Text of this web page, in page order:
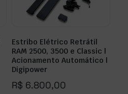
Estribo Elétrico Retrátil
RAM 2500, 3500 e Classic |
Acionamento Automático |
Digipower
R$ 6.800,00